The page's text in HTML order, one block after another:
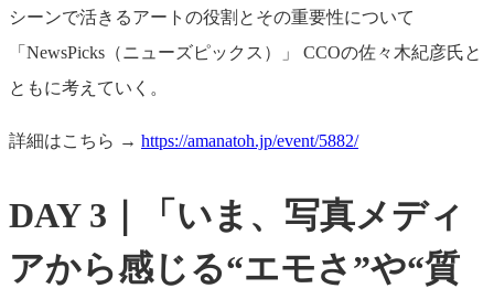
シーンで活きるアートの役割とその重要性について
「NewsPicks（ニューズピックス）」 CCOの佐々木紀彦氏と
ともに考えていく。
詳細はこちら → https://amanatoh.jp/event/5882/
DAY 3｜「いま、写真メディ
アから感じる“エモさ”や“質